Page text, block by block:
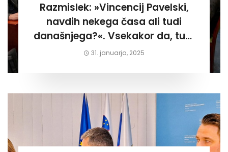
Razmislek: »Vincencij Pavelski,
navdih nekega časa ali tudi
današnjega?«. Vsekakor da, tudi
današnjega«
31. januarja, 2025